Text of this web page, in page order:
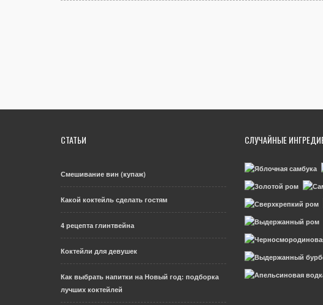
СТАТЬИ
Смешивание вин (купаж)
Какой коктейль сделать гостям
4 рецепта глинтвейна
Коктейли для девушек
Как выбрать напитки на Новый год: подборка
лучших коктейлей
СЛУЧАЙНЫЕ